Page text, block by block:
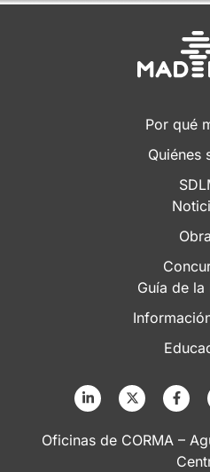
Por qué
Quiénes
Guía de la
Oficinas de CORMA –